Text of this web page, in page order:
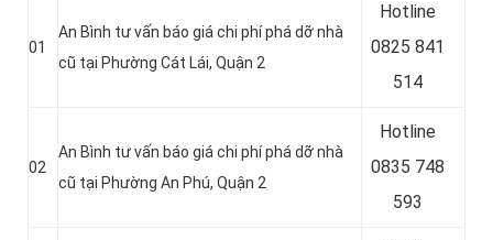
01
An Bình tư vấn báo giá chi phí phá dỡ nhà
cũ tại Phường Cát Lái, Quận 2
Hotline
0825 841
514
02
An Bình tư vấn báo giá chi phí phá dỡ nhà
cũ tại Phường An Phú, Quận 2
Hotline
0835 748
593